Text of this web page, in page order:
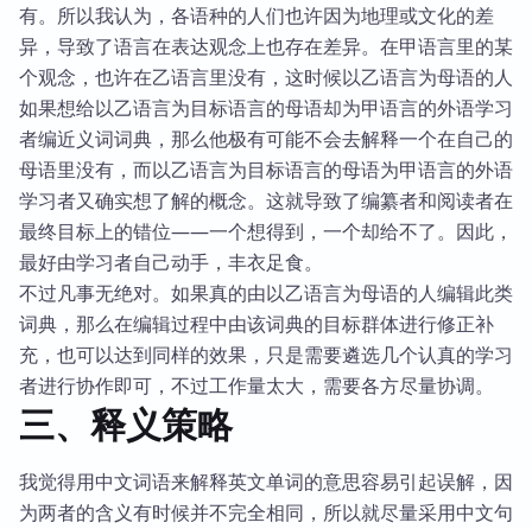
有。所以我认为，各语种的人们也许因为地理或文化的差
异，导致了语言在表达观念上也存在差异。在甲语言里的某
个观念，也许在乙语言里没有，这时候以乙语言为母语的人
如果想给以乙语言为目标语言的母语却为甲语言的外语学习
者编近义词词典，那么他极有可能不会去解释一个在自己的
母语里没有，而以乙语言为目标语言的母语为甲语言的外语
学习者又确实想了解的概念。这就导致了编纂者和阅读者在
最终目标上的错位——一个想得到，一个却给不了。因此，
最好由学习者自己动手，丰衣足食。
不过凡事无绝对。如果真的由以乙语言为母语的人编辑此类
词典，那么在编辑过程中由该词典的目标群体进行修正补
充，也可以达到同样的效果，只是需要遴选几个认真的学习
者进行协作即可，不过工作量太大，需要各方尽量协调。
三、释义策略
我觉得用中文词语来解释英文单词的意思容易引起误解，因
为两者的含义有时候并不完全相同，所以就尽量采用中文句